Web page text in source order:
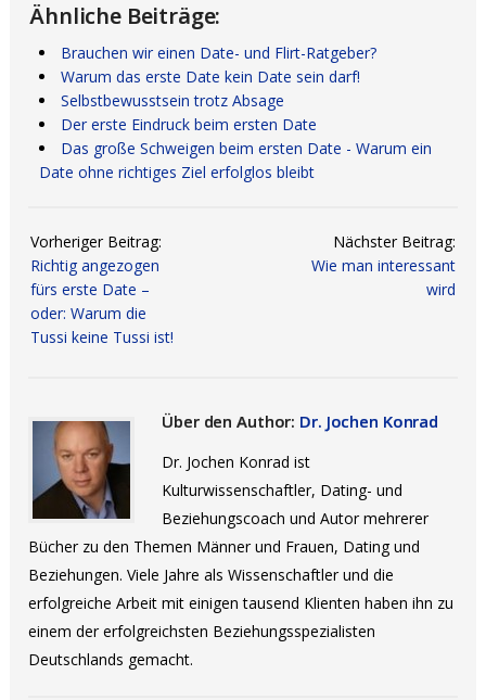
Ähnliche Beiträge:
Brauchen wir einen Date- und Flirt-Ratgeber?
Warum das erste Date kein Date sein darf!
Selbstbewusstsein trotz Absage
Der erste Eindruck beim ersten Date
Das große Schweigen beim ersten Date - Warum ein
Date ohne richtiges Ziel erfolglos bleibt
Vorheriger Beitrag:
Richtig angezogen
fürs erste Date –
oder: Warum die
Tussi keine Tussi ist!
Nächster Beitrag:
Wie man interessant
wird
Über den Author: Dr. Jochen Konrad
Dr. Jochen Konrad ist
Kulturwissenschaftler, Dating- und
Beziehungscoach und Autor mehrerer
Bücher zu den Themen Männer und Frauen, Dating und
Beziehungen. Viele Jahre als Wissenschaftler und die
erfolgreiche Arbeit mit einigen tausend Klienten haben ihn zu
einem der erfolgreichsten Beziehungsspezialisten
Deutschlands gemacht.